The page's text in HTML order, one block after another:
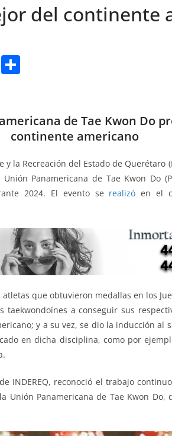
del continente
T
el
e
de Tae Kwon Do
continente americano
la Recreación del Estado de Querétaro
Panamericana de Tae Kwon Do
2024. El evento se realizó en el
atletas que obtuvieron medallas en los
taekwondoínes a conseguir sus
y a su vez, se dio la inducción al
en dicha disciplina, como por
INDEREQ, reconoció el trabajo
Unión Panamericana de Tae Kwon Do,